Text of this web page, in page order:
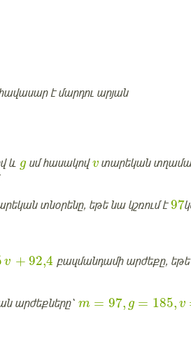
է մարդու արյան
և gսմ հասակովvտարեկան
տնօրենը, եթե նա կշռում է97
v + 92,4 բազմանդամի արժեքը, եթե
արժեքները՝ m = 97, g = 185, v